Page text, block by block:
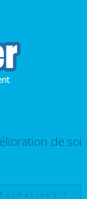
de soi
Formations !